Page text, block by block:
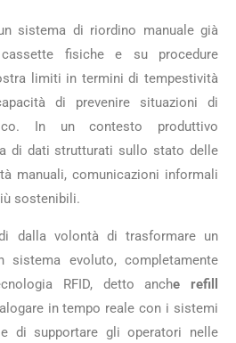
sistema di riordino manuale già
fisiche e su procedure
limiti in termini di tempestività
di prevenire situazioni di
In un contesto produttivo
di dati strutturati sullo stato delle
manuali, comunicazioni informali
sostenibili.
dalla volontà di trasformare un
sistema evoluto, completamente
RFID, detto anche refill
in tempo reale con i sistemi
di supportare gli operatori nelle